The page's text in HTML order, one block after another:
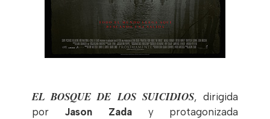
EL BOSQUE DE LOS SUICIDIOS, dirigida
por Jason Zada y protagonizada